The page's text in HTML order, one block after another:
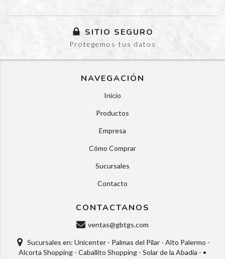
SITIO SEGURO
Protegemos tus datos
NAVEGACIÓN
Inicio
Productos
Empresa
Cómo Comprar
Sucursales
Contacto
CONTACTANOS
ventas@gbtgs.com
Sucursales en: Unicenter - Palmas del Pilar - Alto Palermo -
Alcorta Shopping - Caballito Shopping - Solar de la Abadía - •